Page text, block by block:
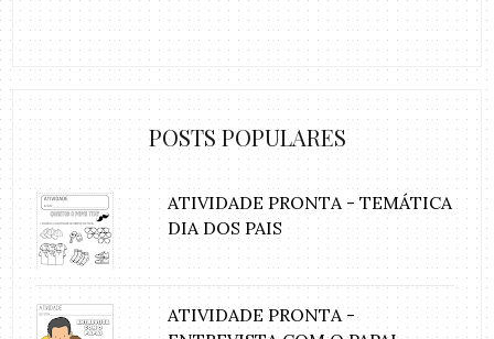
POSTS POPULARES
ATIVIDADE PRONTA - TEMÁTICA
DIA DOS PAIS
ATIVIDADE PRONTA -